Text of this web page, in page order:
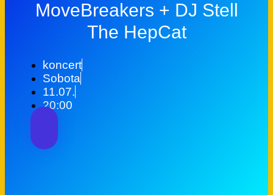
MoveBreakers + DJ Stell
The HepCat
koncert
Sobota
11.07.
20:00